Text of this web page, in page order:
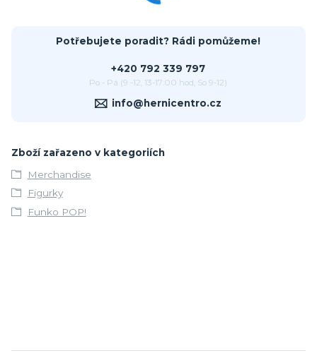
Potřebujete poradit? Rádi pomůžeme!
+420 792 339 797
Po - Pá (9 -12, 13-17:00 hod, So 9-12)
info@hernicentro.cz
Zboží zařazeno v kategoriích
Merchandise
Figurky
Funko POP!